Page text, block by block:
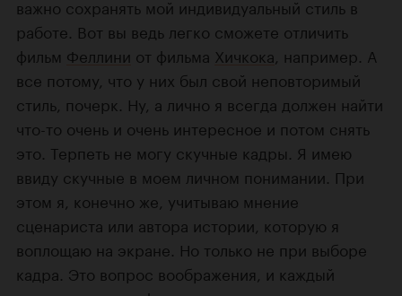
важно сохранять мой индивидуальный стиль в
работе. Вот вы ведь легко сможете отличить
фильм Феллини от фильма Хичкока , например. А
все потому, что у них был свой неповторимый
стиль, почерк. Ну, а лично я всегда должен найти
что-то очень и очень интересное и потом снять
это. Терпеть не могу скучные кадры. Я имею
ввиду скучные в моем личном понимании. При
этом я, конечно же, учитываю мнение
сценариста или автора истории, которую я
воплощаю на экране. Но только не при выборе
кадра. Это вопрос воображения, и каждый